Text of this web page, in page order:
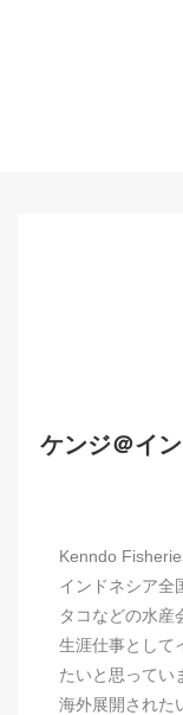
ケンジ＠イ
Kenndo
インドネシア全
タコなどの水産
生涯仕事として
たいと思ってい
海外展開された